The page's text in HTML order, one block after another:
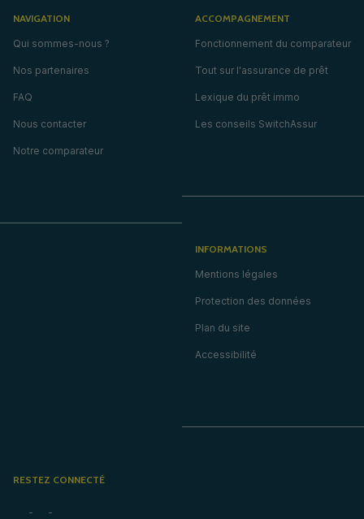
NAVIGATION
Qui sommes-nous ?
Nos partenaires
FAQ
Nous contacter
Notre comparateur
ACCOMPAGNEMENT
Fonctionnement du comparateur
Tout sur l'assurance de prêt
Lexique du prêt immo
Les conseils SwitchAssur
INFORMATIONS
Mentions légales
Protection des données
Plan du site
Accessibilité
RESTEZ CONNECTÉ